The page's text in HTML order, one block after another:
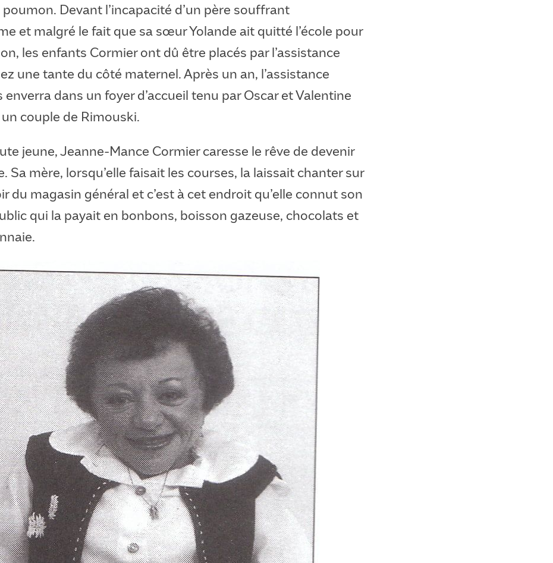
Devant l’incapacité d’un père souffrant
et malgré le fait que sa sœur Yolande ait quitté l’école pour
les enfants Cormier ont dû être placés par l’assistance
une tante du côté maternel. Après un an, l’assistance
enverra dans un foyer d’accueil tenu par Oscar et Valentine
couple de Rimouski.
jeune, Jeanne-Mance Cormier caresse le rêve de devenir
Sa mère, lorsqu’elle faisait les courses, la laissait chanter sur
du magasin général et c’est à cet endroit qu’elle connut son
qui la payait en bonbons, boisson gazeuse, chocolats et